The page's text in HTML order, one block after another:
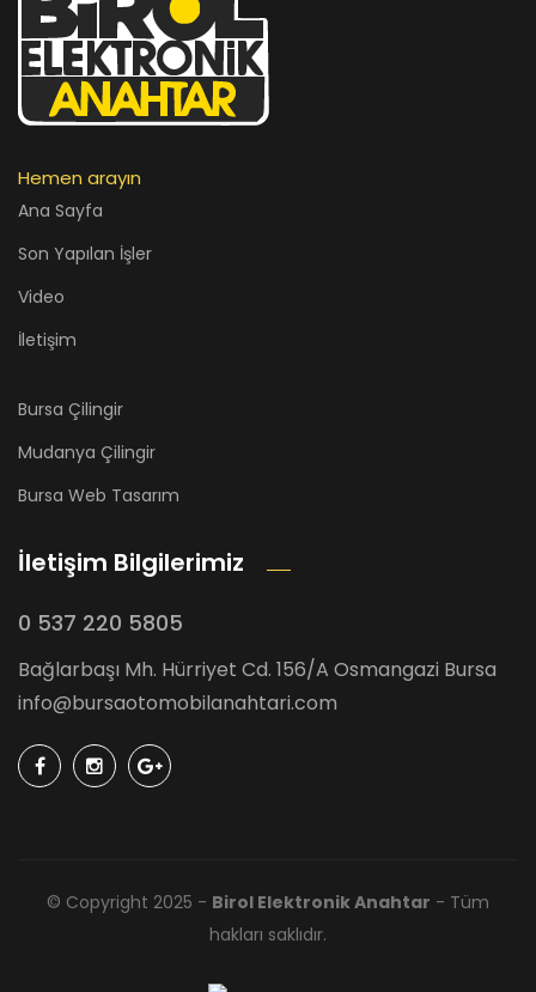
Hemen arayın
Ana Sayfa
Son Yapılan İşler
Video
İletişim
Bursa Çilingir
Mudanya Çilingir
Bursa Web Tasarım
İletişim Bilgilerimiz
0 537 220 5805
Bağlarbaşı Mh. Hürriyet Cd. 156/A Osmangazi Bursa
info@bursaotomobilanahtari.com
© Copyright 2025 - Birol Elektronik Anahtar - Tüm
hakları saklıdır.